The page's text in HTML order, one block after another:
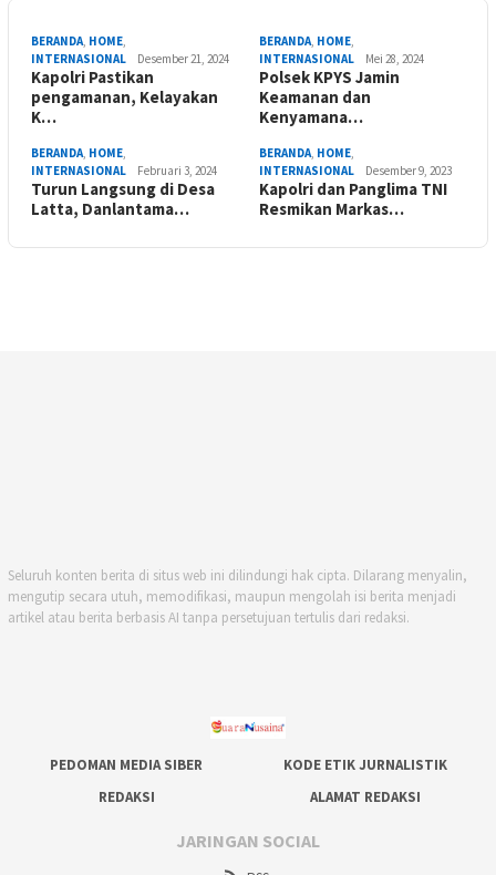
BERANDA, HOME,
INTERNASIONAL
Desember 21, 2024
Kapolri Pastikan
pengamanan, Kelayakan
K…
BERANDA, HOME,
INTERNASIONAL
Mei 28, 2024
Polsek KPYS Jamin
Keamanan dan
Kenyamana…
BERANDA, HOME,
INTERNASIONAL
Februari 3, 2024
Turun Langsung di Desa
Latta, Danlantama…
BERANDA, HOME,
INTERNASIONAL
Desember 9, 2023
Kapolri dan Panglima TNI
Resmikan Markas…
Seluruh konten berita di situs web ini dilindungi hak cipta. Dilarang menyalin,
mengutip secara utuh, memodifikasi, maupun mengolah isi berita menjadi
artikel atau berita berbasis AI tanpa persetujuan tertulis dari redaksi.
PEDOMAN MEDIA SIBER
KODE ETIK JURNALISTIK
REDAKSI
ALAMAT REDAKSI
JARINGAN SOCIAL